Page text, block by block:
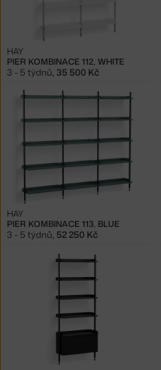
PIER KOMBINACE 112, WHITE
HAY
3 - 5 týdnů 35 500 Kč
PIER KOMBINACE 113, BLUE
HAY
3 - 5 týdnů, 52 250 Kč